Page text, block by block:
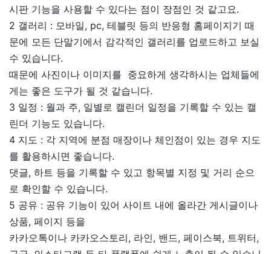
시판 기능을 사용할 수 있다는 점이 장점인 것 같고요.
2 갤러리 : 모바일, pc, 테블릿 등의 반응형 홈페이지기 때
문에 모든 단말기에서 감각적인 갤러리를 업로드하고 보실
수 있습니다.
때문에 사진이나 이미지를 중요하게 생각하시는 업체들에
게는 좋은 도구가 될 것 같습니다.
3 일정 : 월과 주, 일별로 캘린더 일정을 기록할 수 있는 캘
린더 기능도 있습니다.
4 지도 : 각 지역에 분점 매장이나 체인점이 있는 경우 지도
를 활용하시면 좋습니다.
댓글, 하트 등을 기록할 수 있고 항목별 지정 및 거리 순으
로 확인할 수 있습니다.
5 공유 : 공유 기능이 있어 사이트 내에 올라간 게시글이나
상품, 페이지 등을
카카오톡이나 카카오스토리, 라인, 밴드, 페이스북, 트위터,